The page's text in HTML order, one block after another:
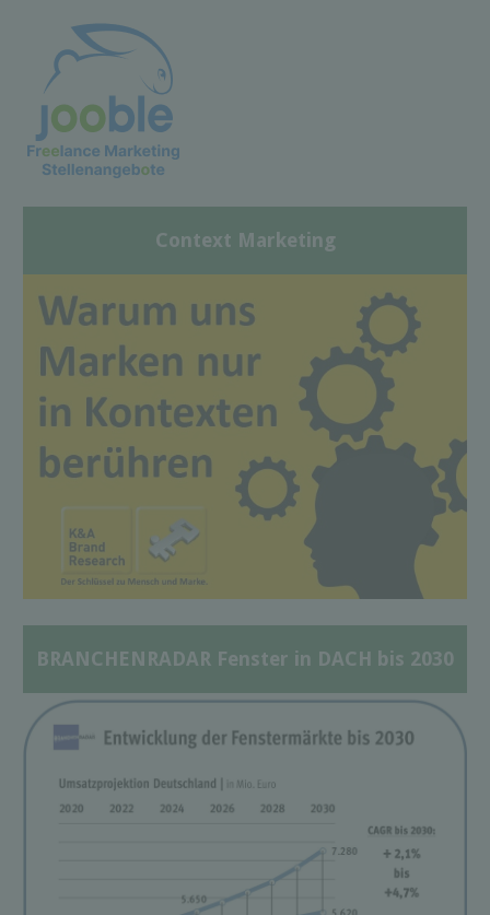
Context Marketing
BRANCHENRADAR Fenster in DACH bis 2030